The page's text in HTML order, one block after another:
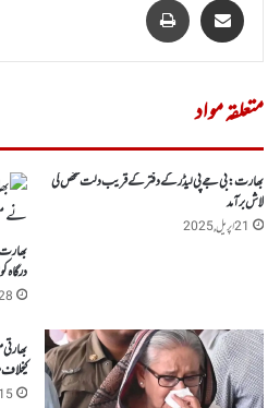
متعلقہ مواد
بھارت : بی جے پی لیڈر کے دفتر کے قریب دلت شخص کی
لاش برآمد
21 اپریل, 2025
بھارت
درگاہ
28
15 جون, 2024